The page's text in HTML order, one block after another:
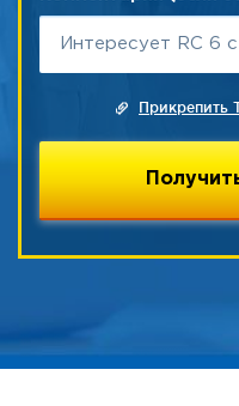
Прикрепить